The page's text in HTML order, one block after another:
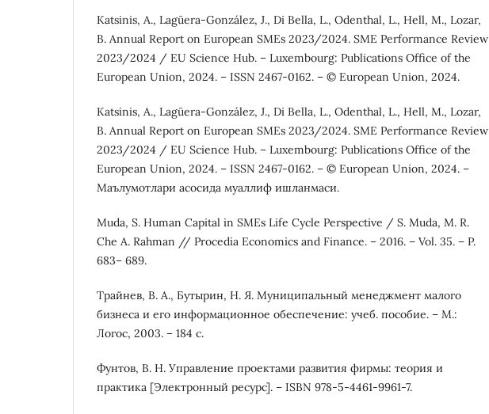
Katsinis, A., Lagüera-González, J., Di Bella, L., Odenthal, L., Hell, M., Lozar,
B. Annual Report on European SMEs 2023/2024. SME Performance Review
2023/2024 / EU Science Hub. – Luxembourg: Publications Office of the
European Union, 2024. – ISSN 2467-0162. – © European Union, 2024.
Katsinis, A., Lagüera-González, J., Di Bella, L., Odenthal, L., Hell, M., Lozar,
B. Annual Report on European SMEs 2023/2024. SME Performance Review
2023/2024 / EU Science Hub. – Luxembourg: Publications Office of the
European Union, 2024. – ISSN 2467-0162. – © European Union, 2024. –
Маълумотлари асосида муаллиф ишланмаси.
Muda, S. Human Capital in SMEs Life Cycle Perspective / S. Muda, M. R.
Che A. Rahman // Procedia Economics and Finance. – 2016. – Vol. 35. – P.
683– 689.
Трайнев, В. А., Бутырин, Н. Я. Муниципальный менеджмент малого
бизнеса и его информационное обеспечение: учеб. пособие. – М.:
Логос, 2003. – 184 с.
Фунтов, В. Н. Управление проектами развития фирмы: теория и
практика [Электронный ресурс]. – ISBN 978-5-4461-9961-7.